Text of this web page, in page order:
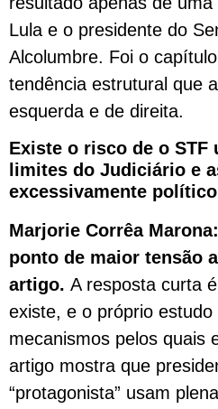
Lula e o presidente do
Alcolumbre. Foi o
tendência estrutural que
esquerda e de direita.
Existe o risco de o STF
limites do Judiciário e
excessivamente
Marjorie Corrêa
ponto de maior tensão
artigo. A resposta curta
existe, e o próprio
mecanismos pelos quais
artigo mostra que
“protagonista” usam